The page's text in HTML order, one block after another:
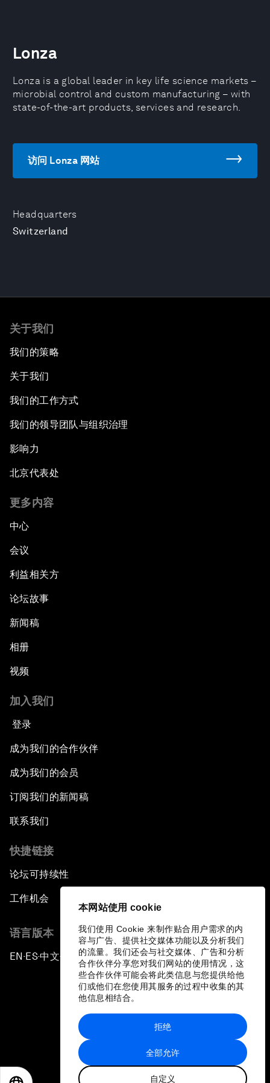
本网站使用 cookie
我们使用 Cookie 来制作贴合用户需求的内
容与广告、提供社交媒体功能以及分析我们
的流量。我们还会与社交媒体、广告和分析
合作伙伴分享您对我们网站的使用情况，这
些合作伙伴可能会将此类信息与您提供给他
们或他们在您使用其服务的过程中收集的其
他信息相结合。
全部允许
自定义
拒绝
Headquarters
Switzerland
Lonza
Lonza is a global leader in key life science markets –
microbial control and custom manufacturing – with
state-of-the-art products, services and research.
访问 Lonza 网站
关于我们
我们的策略
关于我们
我们的工作方式
我们的领导团队与组织治理
影响力
北京代表处
更多内容
中心
会议
利益相关方
论坛故事
新闻稿
相册
视频
加入我们
登录
成为我们的合作伙伴
成为我们的会员
订阅我们的新闻稿
联系我们
快捷链接
论坛可持续性
工作机会
语言版本
EN ▪ES▪中文▪ 日本語
站点地图